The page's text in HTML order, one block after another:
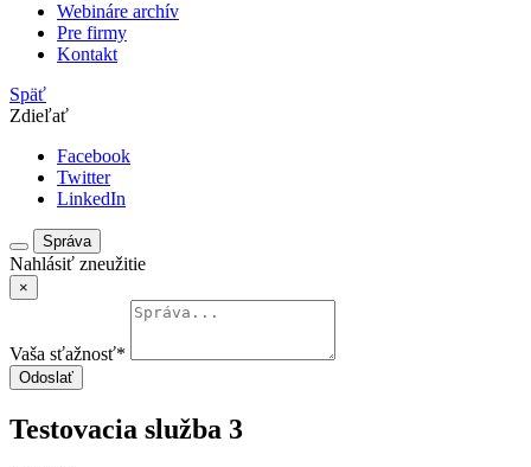
Webináre archív
Pre firmy
Kontakt
Späť
Zdieľať
Facebook
Twitter
LinkedIn
Správa
Nahlásiť zneužitie
×
Vaša sťažnosť*
Odoslať
Testovacia služba 3